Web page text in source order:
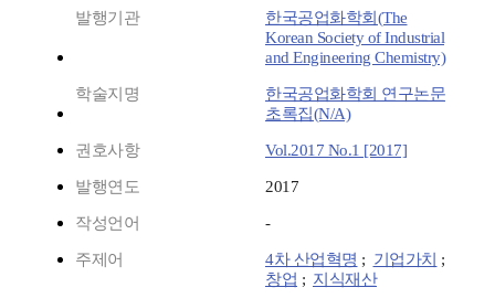
발행기관
한국공업화학회(The
Korean Society of Industrial
and Engineering Chemistry)
학술지명
한국공업화학회 연구논문
초록집(N/A)
권호사항 Vol.2017 No.1 [2017]
발행연도 2017
작성언어 -
주제어 4차 산업혁명 ; 기업가치 ;
창업 ; 지식재산